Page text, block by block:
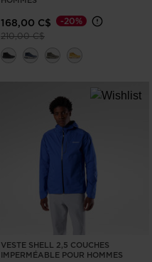
168,00 C$
Prix réduit de
210,00 C$à
-20%
VESTE SHELL 2,5 COUCHES
IMPERMÉABLE POUR HOMMES